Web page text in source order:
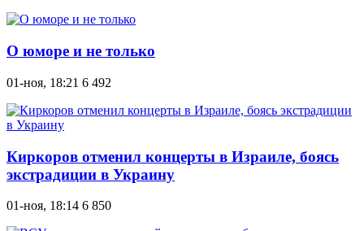
О юморе и не только
01-ноя, 18:21 6 492
Киркоров отменил концерты в Израиле, боясь
экстрадиции в Украину
01-ноя, 18:14 6 850